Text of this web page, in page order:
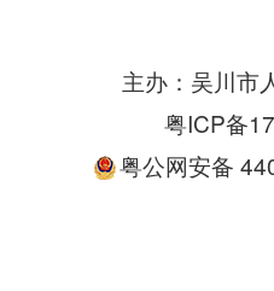
主办：吴川市
粤ICP备
粤公网安备